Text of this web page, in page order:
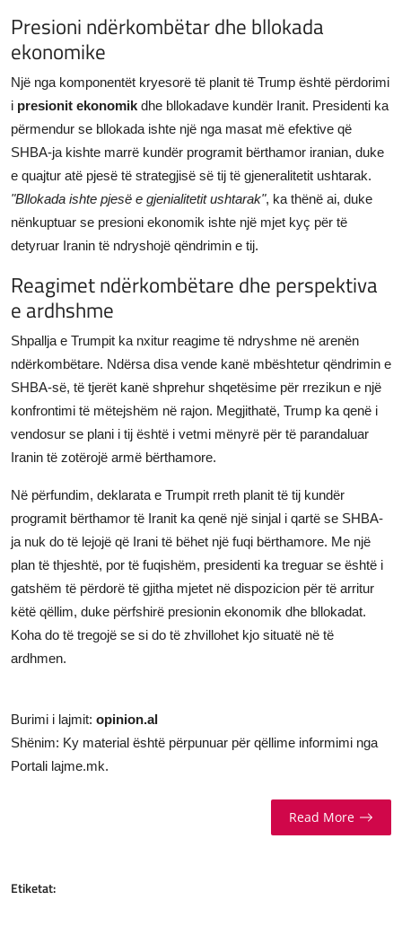
Presioni ndërkombëtar dhe bllokada
ekonomike
Një nga komponentët kryesorë të planit të Trump është përdorimi
i presionit ekonomik dhe bllokadave kundër Iranit. Presidenti ka
përmendur se bllokada ishte një nga masat më efektive që
SHBA-ja kishte marrë kundër programit bërthamor iranian, duke
e quajtur atë pjesë të strategjisë së tij të gjeneralitetit ushtarak.
"Bllokada ishte pjesë e gjenialitetit ushtarak", ka thënë ai, duke
nënkuptuar se presioni ekonomik ishte një mjet kyç për të
detyruar Iranin të ndryshojë qëndrimin e tij.
Reagimet ndërkombëtare dhe perspektiva
e ardhshme
Shpallja e Trumpit ka nxitur reagime të ndryshme në arenën
ndërkombëtare. Ndërsa disa vende kanë mbështetur qëndrimin e
SHBA-së, të tjerët kanë shprehur shqetësime për rrezikun e një
konfrontimi të mëtejshëm në rajon. Megjithatë, Trump ka qenë i
vendosur se plani i tij është i vetmi mënyrë për të parandaluar
Iranin të zotërojë armë bërthamore.
Në përfundim, deklarata e Trumpit rreth planit të tij kundër
programit bërthamor të Iranit ka qenë një sinjal i qartë se SHBA-
ja nuk do të lejojë që Irani të bëhet një fuqi bërthamore. Me një
plan të thjeshtë, por të fuqishëm, presidenti ka treguar se është i
gatshëm të përdorë të gjitha mjetet në dispozicion për të arritur
këtë qëllim, duke përfshirë presionin ekonomik dhe bllokadat.
Koha do të tregojë se si do të zhvillohet kjo situatë në të
ardhmen.
Burimi i lajmit: opinion.al
Shënim: Ky material është përpunuar për qëllime informimi nga
Portali lajme.mk.
Read More
Etiketat: